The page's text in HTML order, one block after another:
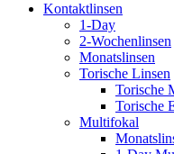
Kontaktlinsen
1-Day
2-Wochenlinsen
Monatslinsen
Torische Linsen
Torische
Torische
Multifokal